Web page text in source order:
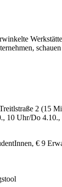
2 (15
10 Uhr/Do
€ 9